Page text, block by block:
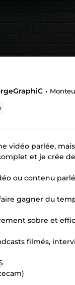
•
vidéo parlée,
et je crée
ou contenu
gagner du
sobre et
filmés,